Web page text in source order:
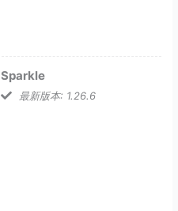
Sparkle
最新版本: 1.26.6